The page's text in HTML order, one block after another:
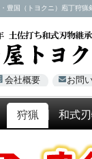
豊国（トヨクニ）庖丁狩
会社概要 お問
狩猟 和式